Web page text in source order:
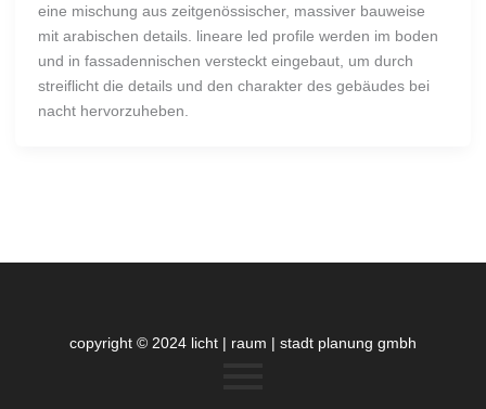
eine mischung aus zeitgenössischer, massiver bauweise
mit arabischen details. lineare led profile werden im boden
und in fassadennischen versteckt eingebaut, um durch
streiflicht die details und den charakter des gebäudes bei
nacht hervorzuheben.
copyright © 2024 licht | raum | stadt planung gmbh